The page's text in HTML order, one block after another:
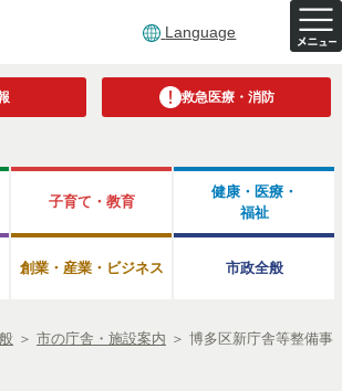
Language
救急医療・消防
子育て・教育
健康・医療・
福祉
創業・産業・ビジネス 市政全般
＞ 市の庁舎・施設案内 ＞ 博多区新庁舎等整備事